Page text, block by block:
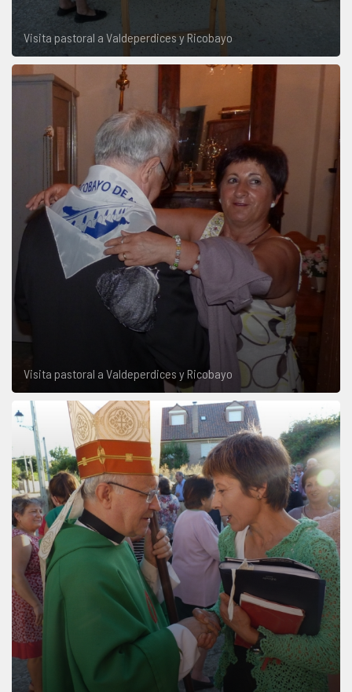
Visita pastoral a Valdeperdices y Ricobayo
Visita pastoral a Valdeperdices y Ricobayo